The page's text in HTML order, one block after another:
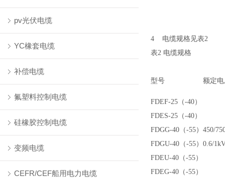
pv光伏电缆
YC橡套电缆
补偿电缆
氟塑料控制电缆
硅橡胶控制电缆
变频电缆
CEFR/CEF船用电力电缆
4 电缆规格见表2
表2 电缆规格
型号 额定
FDEF-25 （-40）
FDES-25 （-40）
FDGG-40 （-55）
FDGU-40 （-55）
FDEU-40 （-55）
FDEG-40 （-55）
450/
0.6/